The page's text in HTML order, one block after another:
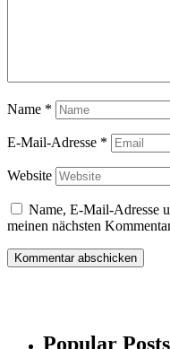
Name *
E-Mail-Adresse *
Website
Name, E-Mail-Adresse
meinen nächsten
Popular Posts